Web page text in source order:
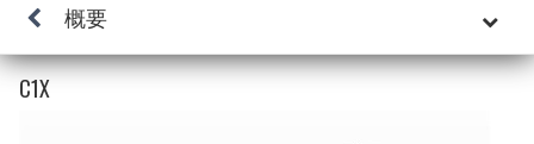
概要
C1X